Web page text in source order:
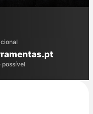
possível